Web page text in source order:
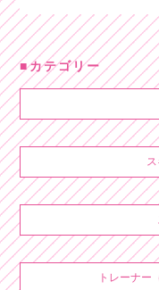
カテゴリー
トレーナー